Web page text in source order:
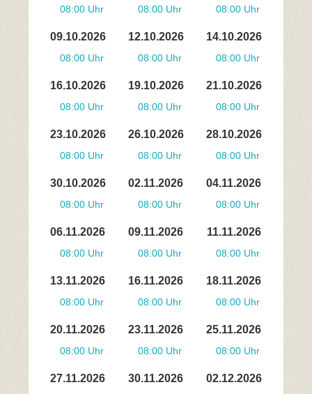
08:00 Uhr 08:00 Uhr 08:00 Uhr
09.10.2026
08:00 Uhr
12.10.2026
08:00 Uhr
14.10.2026
08:00 Uhr
16.10.2026
08:00 Uhr
19.10.2026
08:00 Uhr
21.10.2026
08:00 Uhr
23.10.2026
08:00 Uhr
26.10.2026
08:00 Uhr
28.10.2026
08:00 Uhr
30.10.2026
08:00 Uhr
02.11.2026
08:00 Uhr
04.11.2026
08:00 Uhr
06.11.2026
08:00 Uhr
09.11.2026
08:00 Uhr
11.11.2026
08:00 Uhr
13.11.2026
08:00 Uhr
16.11.2026
08:00 Uhr
18.11.2026
08:00 Uhr
20.11.2026
08:00 Uhr
23.11.2026
08:00 Uhr
25.11.2026
08:00 Uhr
27.11.2026 30.11.2026 02.12.2026